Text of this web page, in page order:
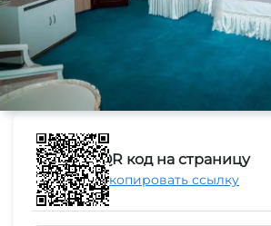
QR код на страницу
Скопировать ссылку